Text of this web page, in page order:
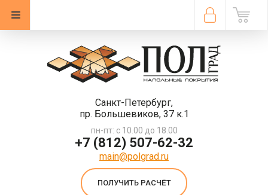
Санкт-Петербург,
пр. Большевиков, 37 к.1
пн-пт: с 10.00 до 18.00
+7 (812) 507-62-32
main@polgrad.ru
ПОЛУЧИТЬ РАСЧЁТ